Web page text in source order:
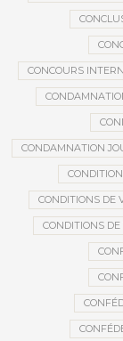
CONCOURS
CONDAMNATION
CONDITIONS DE
CONDITIONS